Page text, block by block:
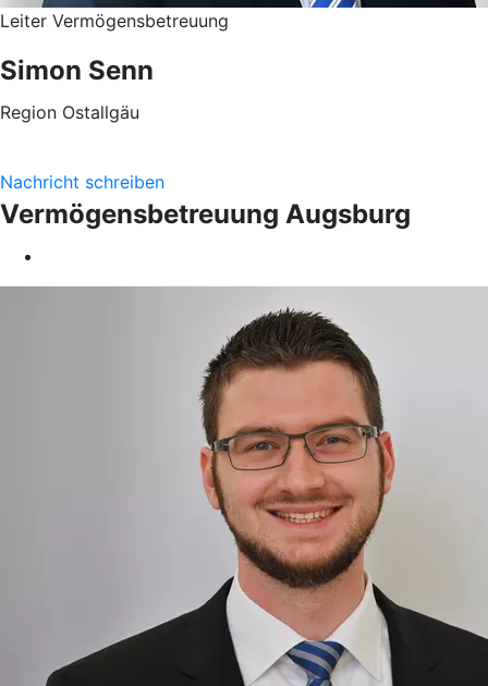
Leiter Vermögensbetreuung
Simon Senn
Region Ostallgäu
Nachricht schreiben
Vermögensbetreuung Augsburg